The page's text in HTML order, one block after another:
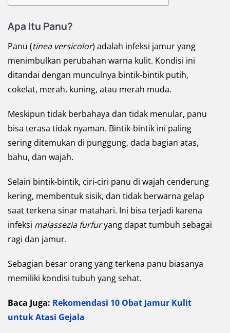
Apa Itu Panu?
Panu (tinea versicolor) adalah infeksi jamur yang
menimbulkan perubahan warna kulit. Kondisi ini
ditandai dengan munculnya bintik-bintik putih,
cokelat, merah, kuning, atau merah muda.
Meskipun tidak berbahaya dan tidak menular, panu
bisa terasa tidak nyaman. Bintik-bintik ini paling
sering ditemukan di punggung, dada bagian atas,
bahu, dan wajah.
Selain bintik-bintik, ciri-ciri panu di wajah cenderung
kering, membentuk sisik, dan tidak berwarna gelap
saat terkena sinar matahari. Ini bisa terjadi karena
infeksi malassezia furfuryang dapat tumbuh sebagai
ragi dan jamur.
Sebagian besar orang yang terkena panu biasanya
memiliki kondisi tubuh yang sehat.
Baca Juga: Rekomendasi 10 Obat Jamur Kulit
untuk Atasi Gejala